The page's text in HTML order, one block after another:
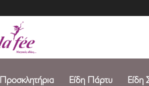
Προσκλητήρια Είδη Πάρτυ Είδη